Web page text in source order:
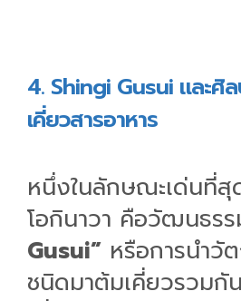
4. Shingi Gusui และศิ
เคี่ยวสารอาหาร
หนึ่งในลักษณะเด่นที่สุ
โอกินาวา คือวัฒนธร
Gusui” หรือการนำวั
ชนิดมาต้มเคี่ยวรวมกั